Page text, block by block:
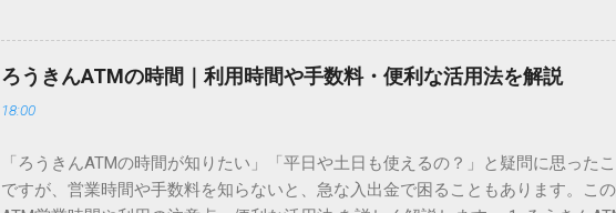
できます。 具体的な手順（Unicode入力） 入力したい文字の「Unicode（例：
角」にする（※重要）。 **「20BB7」**と入力する。 直後にキーボードの**[Alt]
力した数字が、一瞬で対応する漢字（例：𠮷）に変換されます。 注記： この方法
ビス「スマートクラブ」と、LINEや公式アプリの連携です。これらを活用するだ
なります。この記事では、忙しい毎日をサポートする便利な受け取り術と、連携
す。 佐川急便の再配達が劇的に変わる「スマートクラブ」とは？ まず押さえてお
会員サービス「スマートクラブ」です。これは、荷物の配送状況をリアルタイム
す。 以前はウェブサイトを開いてログインする手間がありましたが、現在はLINE
じめ配達時間を変更するといった先回りの対応が可能になります。 LINE連携で
本国内で最も利用されているコミュニケーションアプリ「LINE」を佐川急便と連
ろうきんATMの時間｜利用時間や手数料・便利な活用法を解説
18:00
「ろうきんATMの時間が知りたい」「平日や土日も使えるの？」と疑問に思った
ですが、営業時間や手数料を知らないと、急な入出金で困ることもあります。こ